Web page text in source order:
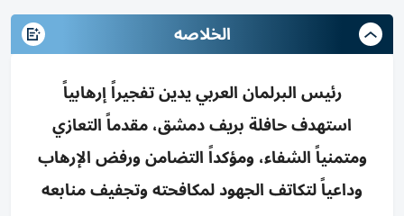
الخلاصه
رئيس البرلمان العربي يدين تفجيراً إرهابياً
استهدف حافلة بريف دمشق، مقدماً التعازي
ومتمنياً الشفاء، ومؤكداً التضامن ورفض الإرهاب
وداعياً لتكاتف الجهود لمكافحته وتجفيف منابعه